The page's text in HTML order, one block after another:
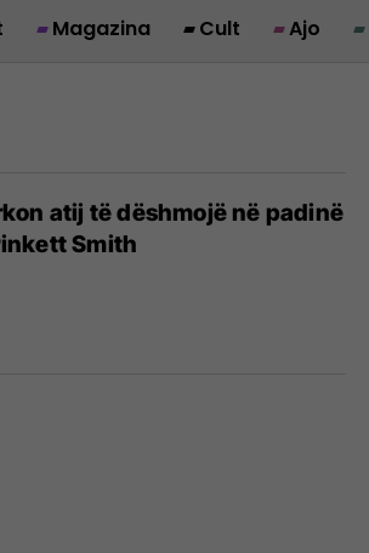
Magazina Cult Ajo
atij të dëshmojë në padinë
Smith